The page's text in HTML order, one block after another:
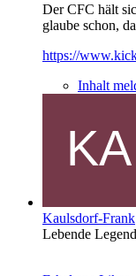
Der CFC hält
glaube schon,
https://
Inhalt
Kaulsdorf-Frank
Lebende